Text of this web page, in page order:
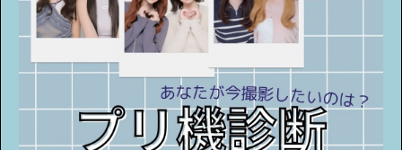
エンタメ 診断
特集・連載 社会体験
アンケート プレゼント